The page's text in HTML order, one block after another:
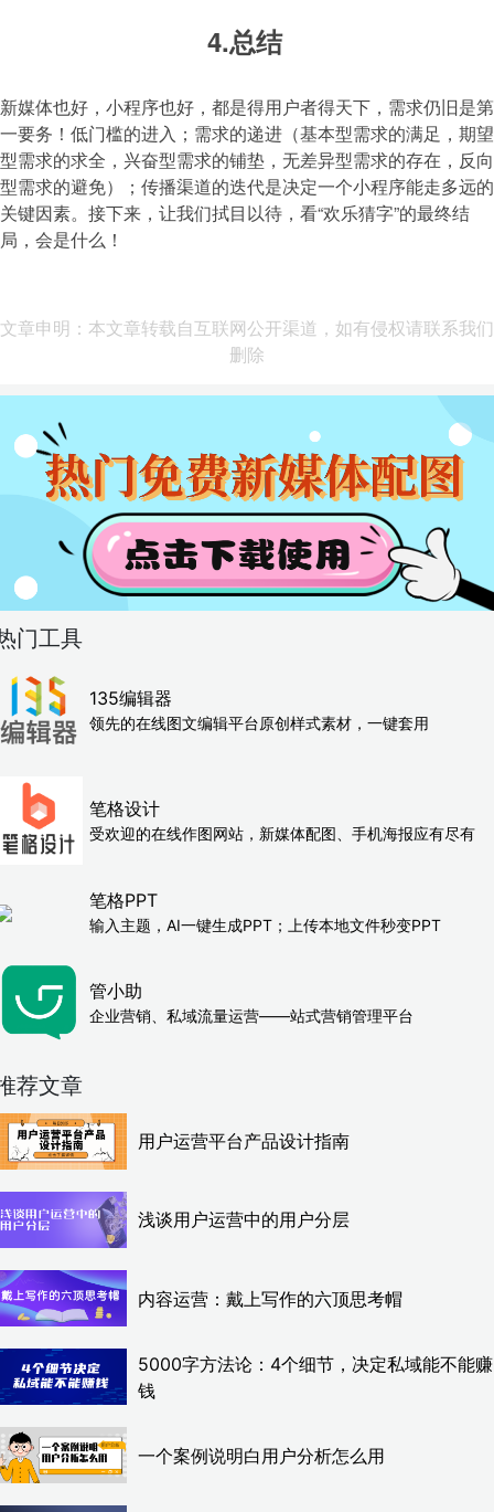
4.总结
新媒体也好，小程序也好，都是得用户者得天下，需求仍旧是第
一要务！低门槛的进入；需求的递进（基本型需求的满足，期望
型需求的求全，兴奋型需求的铺垫，无差异型需求的存在，反向
型需求的避免）；传播渠道的迭代是决定一个小程序能走多远的
关键因素。接下来，让我们拭目以待，看“欢乐猜字”的最终结
局，会是什么！
文章申明：本文章转载自互联网公开渠道，如有侵权请联系我们
删除
门工具
135编辑器
领先的在线图文编辑平台原创样式素材，一键套用
笔格设计
受欢迎的在线作图网站，新媒体配图、手机海报应有尽有
笔格PPT
输入主题，AI一键生成PPT；上传本地文件秒变PPT
管小助
企业营销、私域流量运营——站式营销管理平台
荐文章
用户运营平台产品设计指南
浅谈用户运营中的用户分层
内容运营：戴上写作的六顶思考帽
5000字方法论：4个细节，决定私域能不能赚
钱
一个案例说明白用户分析怎么用